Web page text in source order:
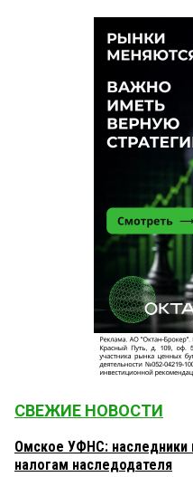
СВЕЖИЕ НОВОСТИ
Омское УФНС: наследники
налогам наследодателя